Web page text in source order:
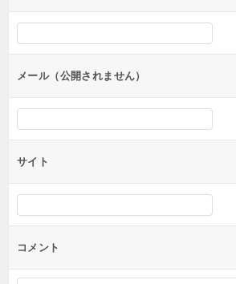
シ
ョ
ンメール（公開されません）
サイト
コメント